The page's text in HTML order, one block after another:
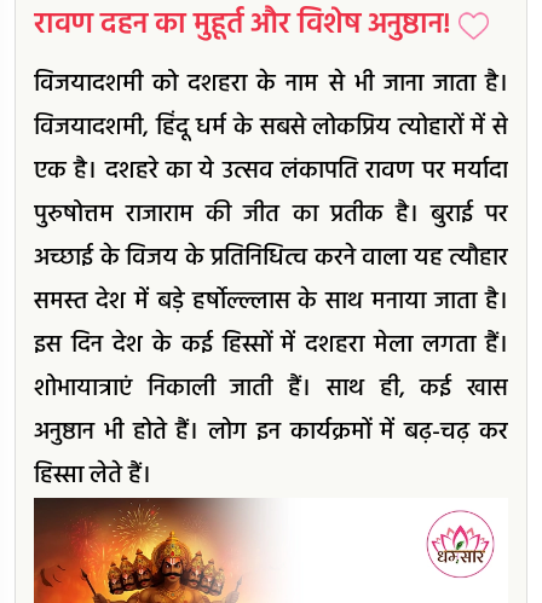
रावण दहन का मुहूर्त और विशेष अनुष्ठान!
विजयादशमी को दशहरा के नाम से भी जाना जाता है।
विजयादशमी, हिंदू धर्म के सबसे लोकप्रिय त्योहारों में से
एक है। दशहरे का ये उत्सव लंकापति रावण पर मर्यादा
पुरुषोत्तम राजाराम की जीत का प्रतीक है। बुराई पर
अच्छाई के विजय के प्रतिनिधित्व करने वाला यह त्यौहार
समस्त देश में बड़े हर्षोल्ल्लास के साथ मनाया जाता है।
इस दिन देश के कई हिस्सों में दशहरा मेला लगता हैं।
शोभायात्राएं निकाली जाती हैं। साथ ही, कई खास
अनुष्ठान भी होते हैं। लोग इन कार्यक्रमों में बढ़-चढ़ कर
हिस्सा लेते हैं।